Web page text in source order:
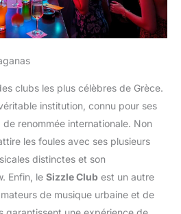
clubs les plus célèbres de Grèce.
institution, connu pour ses
de renommée internationale. Non
les foules avec ses plusieurs
distinctes et son
Enfin, le Sizzle Club est un autre
de musique urbaine et de